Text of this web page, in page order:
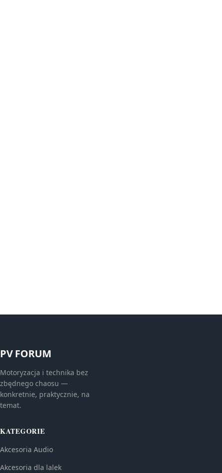
PV FORUM
Motoryzacja i technika bez
zbędnego chaosu —
konkretnie, praktycznie, na
temat.
KATEGORIE
Akcesoria Audio
Akcesoria dla lalek